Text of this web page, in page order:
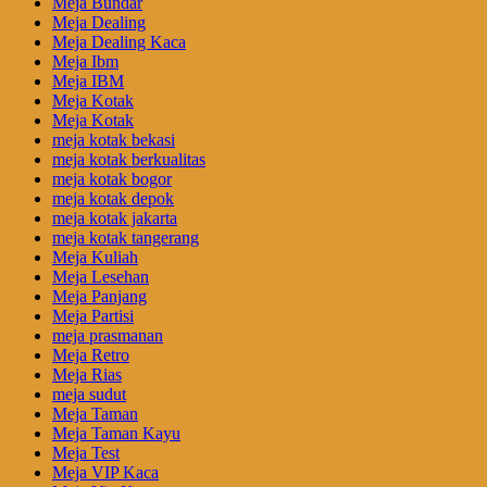
Meja Dealing
Meja Dealing Kaca
Meja Ibm
Meja IBM
Meja Kotak
Meja Kotak
meja kotak bekasi
meja kotak berkualitas
meja kotak bogor
meja kotak depok
meja kotak jakarta
meja kotak tangerang
Meja Kuliah
Meja Lesehan
Meja Panjang
Meja Partisi
meja prasmanan
Meja Retro
Meja Rias
meja sudut
Meja Taman
Meja Taman Kayu
Meja Test
Meja VIP Kaca